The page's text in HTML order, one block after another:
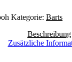
Kategorie: Barts
Beschreibung
Zusätzliche